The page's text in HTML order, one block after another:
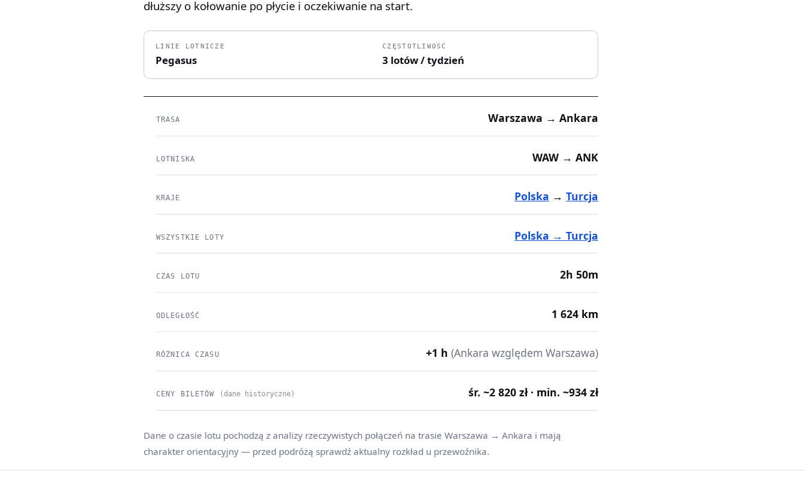
dłuższy o kołowanie po płycie i oczekiwanie na start.
LINIE LOTNICZE
Pegasus
CZĘSTOTLIWOŚĆ
3 lotów / tydzień
TRASA Warszawa → Ankara
LOTNISKA WAW → ANK
KRAJE Polska → Turcja
WSZYSTKIE LOTY Polska → Turcja
CZAS LOTU 2h 50m
ODLEGŁOŚĆ 1 624 km
RÓŻNICA CZASU +1 h (Ankara względem Warszawa)
CENY BILETÓW (dane historyczne) śr. ~2 820 zł · min. ~934 zł
Dane o czasie lotu pochodzą z analizy rzeczywistych połączeń na trasie Warszawa → Ankara i mają
charakter orientacyjny — przed podróżą sprawdź aktualny rozkład u przewoźnika.